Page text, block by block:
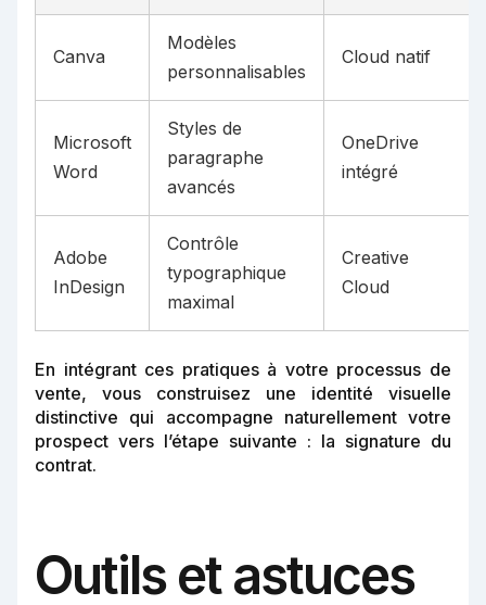
Canva
Modèles
personnalisables
Cloud natif
Microsoft
Word
Styles de
paragraphe
avancés
OneDrive
intégré
Adobe
InDesign
Contrôle
typographique
maximal
Creative
Cloud
En intégrant ces pratiques à votre processus de
vente, vous construisez une identité visuelle
distinctive qui accompagne naturellement votre
prospect vers l’étape suivante : la signature du
contrat.
Outils et astuces